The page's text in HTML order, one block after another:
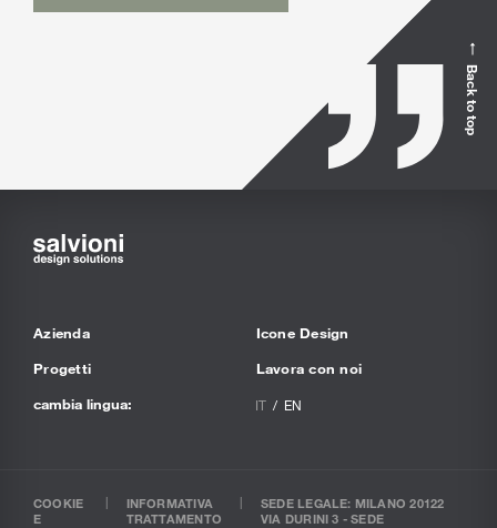
Back to top
Azienda
Progetti
Icone Design
Lavora con noi
cambia lingua:
IT EN
COOKIE
E
INFORMATIVA
TRATTAMENTO
SEDE LEGALE: MILANO 20122
VIA DURINI 3 - SEDE